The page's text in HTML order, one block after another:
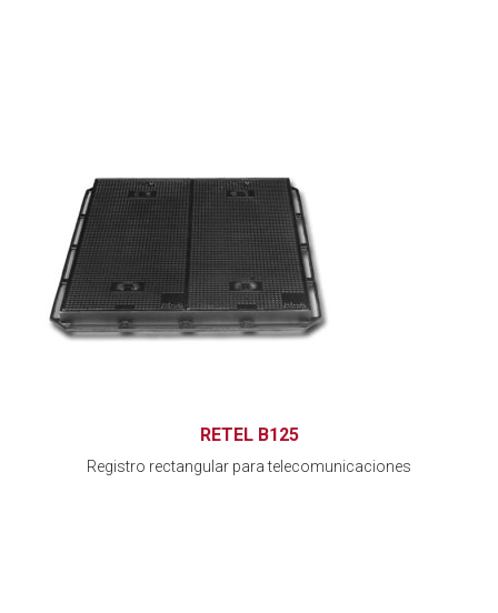
RETEL B125
Registro rectangular para telecomunicaciones